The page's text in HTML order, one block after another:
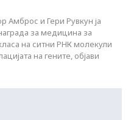
Амброс и Гери Рувкун ја
за медицина за
на ситни РНК молекули
на гените, објави